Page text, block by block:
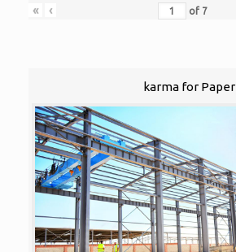
« ‹ of 7
karma for Paper